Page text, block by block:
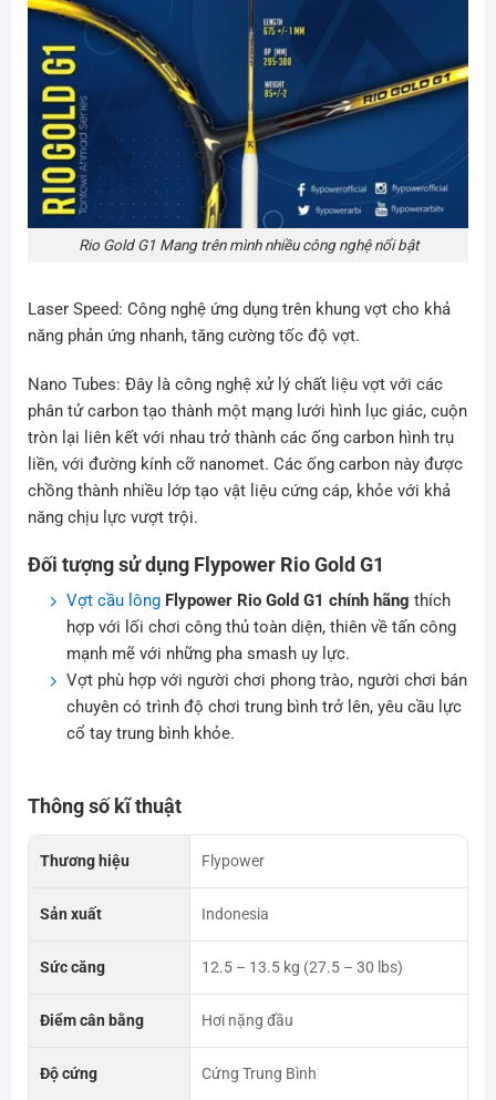
Rio Gold G1 Mang trên mình nhiều công nghệ nổi bật
Laser Speed: Công nghệ ứng dụng trên khung vợt cho khả
năng phản ứng nhanh, tăng cường tốc độ vợt.
Nano Tubes: Đây là công nghệ xử lý chất liệu vợt với các
phân tử carbon tạo thành một mạng lưới hình lục giác, cuộn
tròn lại liên kết với nhau trở thành các ống carbon hình trụ
liền, với đường kính cỡ nanomet. Các ống carbon này được
chồng thành nhiều lớp tạo vật liệu cứng cáp, khỏe với khả
năng chịu lực vượt trội.
Đối tượng sử dụng Flypower Rio Gold G1
Vợt cầu lông Flypower Rio Gold G1 chính hãng thích
hợp với lối chơi công thủ toàn diện, thiên về tấn công
mạnh mẽ với những pha smash uy lực.
Vợt phù hợp với người chơi phong trào, người chơi bán
chuyên có trình độ chơi trung bình trở lên, yêu cầu lực
cổ tay trung bình khỏe.
Thông số kĩ thuật
Thương hiệu Flypower
Sản xuất Indonesia
Sức căng 12.5 – 13.5 kg (27.5 – 30 lbs)
Điểm cân bằng Hơi nặng đầu
Độ cứng Cứng Trung Bình